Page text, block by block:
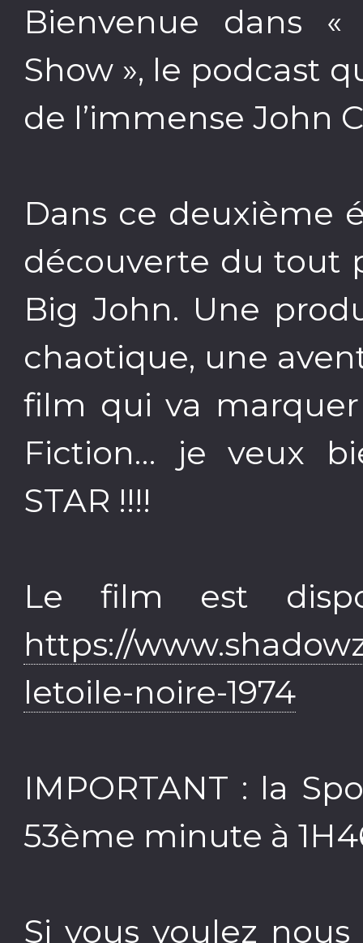
Bienvenue dans
Show », le podcast
de l’immense John
Dans ce deuxième
découverte du tout
Big John. Une
chaotique, une
film qui va
Fiction… je veux
STAR !!!!
Le film est
https://
letoile-noire-1974
IMPORTANT : la
53ème minute à
Si vous voulez